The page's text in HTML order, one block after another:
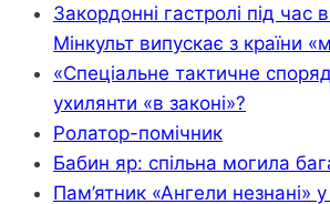
Закордонні гастролі під час
Мінкульт випускає з країни
«Спеціальне тактичне
ухилянти «в законі»?
Ролатор-помічник
Бабин яр: спільна могила
Пам’ятник «Ангели незнані»